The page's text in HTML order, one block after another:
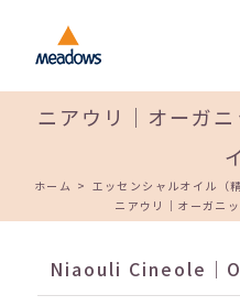
content
ニアウリ｜オーガ
ホーム > エッセンシャルオイル（精
ニアウリ｜オーガニ
Niaouli Cineole｜